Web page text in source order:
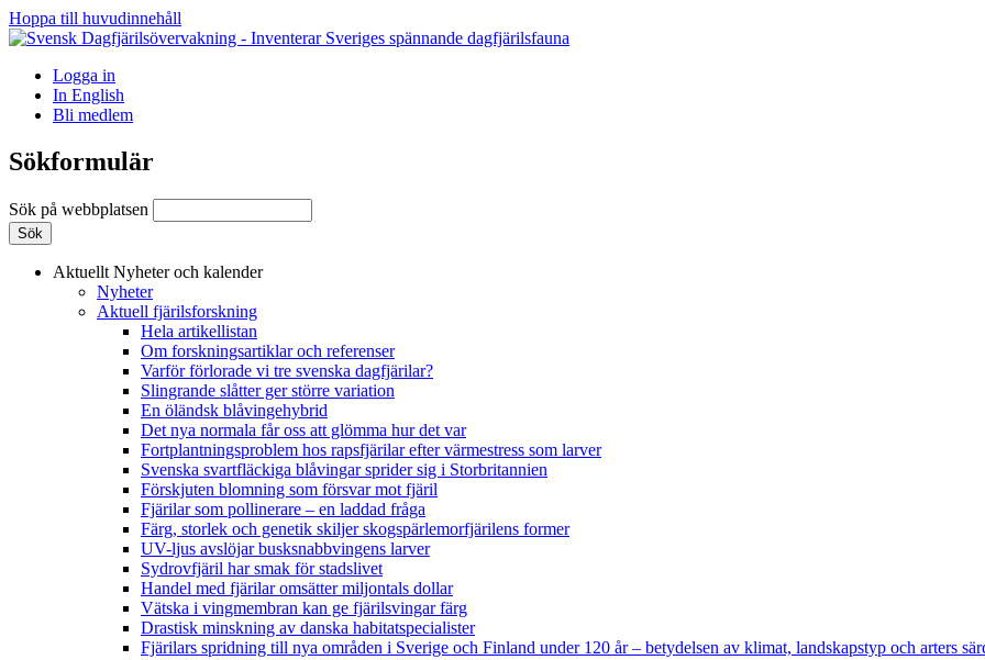
Hoppa till huvudinnehåll
Logga in
In English
Bli medlem
Sökformulär
Sök på webbplatsen
Aktuellt Nyheter och kalender
Nyheter
Aktuell fjärilsforskning
Hela artikellistan
Om forskningsartiklar och referenser
Varför förlorade vi tre svenska dagfjärilar?
Slingrande slåtter ger större variation
En öländsk blåvingehybrid
Det nya normala får oss att glömma hur det var
Fortplantningsproblem hos rapsfjärilar efter värmestress som larver
Svenska svartfläckiga blåvingar sprider sig i Storbritannien
Förskjuten blomning som försvar mot fjäril
Fjärilar som pollinerare – en laddad fråga
Färg, storlek och genetik skiljer skogspärlemorfjärilens former
UV-ljus avslöjar busksnabbvingens larver
Sydrovfjäril har smak för stadslivet
Handel med fjärilar omsätter miljontals dollar
Vätska i vingmembran kan ge fjärilsvingar färg
Drastisk minskning av danska habitatspecialister
Fjärilars spridning till nya områden i Sverige och Finland under 120 år– betydelsen av klimat, landskapstyp och arters